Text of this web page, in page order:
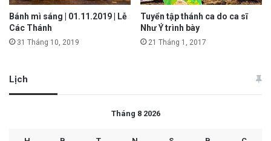
Bánh mì sáng | 01.11.2019 | Lễ
Các Thánh
31 Tháng 10, 2019
Tuyển tập thánh ca do ca sĩ
Như Ý trình bày
21 Tháng 1, 2017
Lịch
Tháng 8 2026